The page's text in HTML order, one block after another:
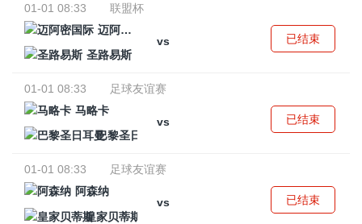
01-01 08:33
联盟杯
迈阿密国际
vs
圣路易斯
已结束
01-01 08:33
足球友谊赛
马略卡
vs
巴黎圣日耳曼
已结束
01-01 08:33
足球友谊赛
阿森纳
vs
皇家贝蒂斯
已结束